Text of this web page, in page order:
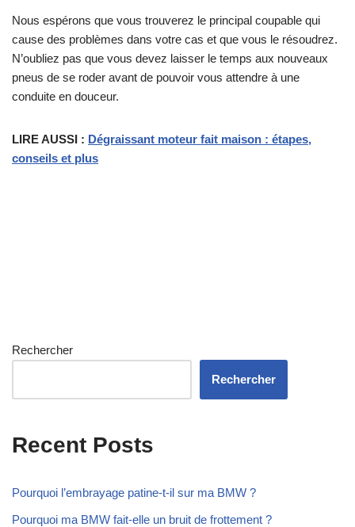
Nous espérons que vous trouverez le principal coupable qui
cause des problèmes dans votre cas et que vous le résoudrez.
N’oubliez pas que vous devez laisser le temps aux nouveaux
pneus de se roder avant de pouvoir vous attendre à une
conduite en douceur.
LIRE AUSSI : Dégraissant moteur fait maison : étapes,
conseils et plus
Rechercher
Rechercher
Recent Posts
Pourquoi l’embrayage patine-t-il sur ma BMW ?
Pourquoi ma BMW fait-elle un bruit de frottement ?